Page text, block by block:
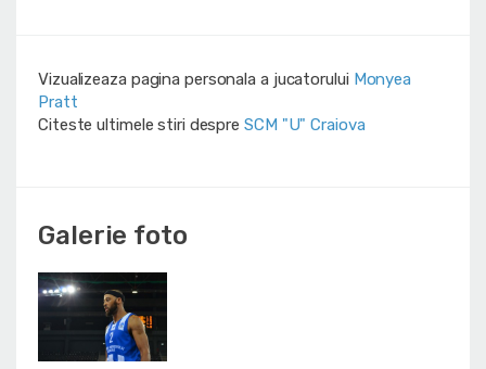
Vizualizeaza pagina personala a jucatorului Monyea
Pratt
Citeste ultimele stiri despre SCM "U" Craiova
Galerie foto